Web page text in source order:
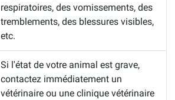
respiratoires, des vomissements, des
tremblements, des blessures visibles,
etc.
Si l'état de votre animal est grave,
contactez immédiatement un
vétérinaire ou une clinique vétérinaire